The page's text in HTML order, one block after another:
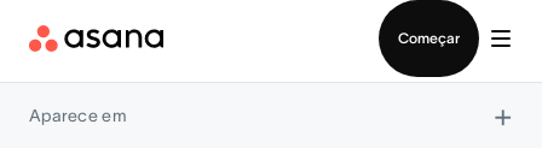
Começar
Aparece em ×